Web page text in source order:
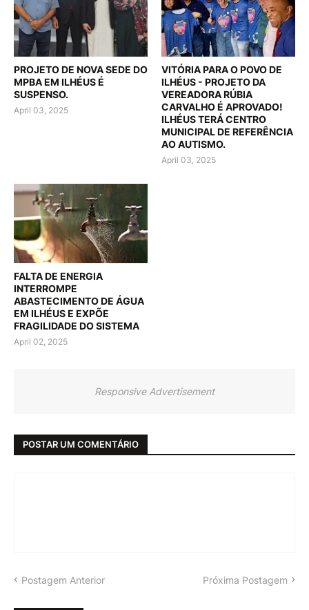
PROJETO DE NOVA SEDE DO
MPBA EM ILHÉUS É
SUSPENSO.
April 03, 2025
VITÓRIA PARA O POVO DE
ILHÉUS - PROJETO DA
VEREADORA RÚBIA
CARVALHO É APROVADO!
ILHÉUS TERÁ CENTRO
MUNICIPAL DE REFERÊNCIA
AO AUTISMO.
April 03, 2025
FALTA DE ENERGIA
INTERROMPE
ABASTECIMENTO DE ÁGUA
EM ILHÉUS E EXPÕE
FRAGILIDADE DO SISTEMA
April 02, 2025
Responsive Advertisement
POSTAR UM COMENTÁRIO
Postagem Anterior Próxima Postagem